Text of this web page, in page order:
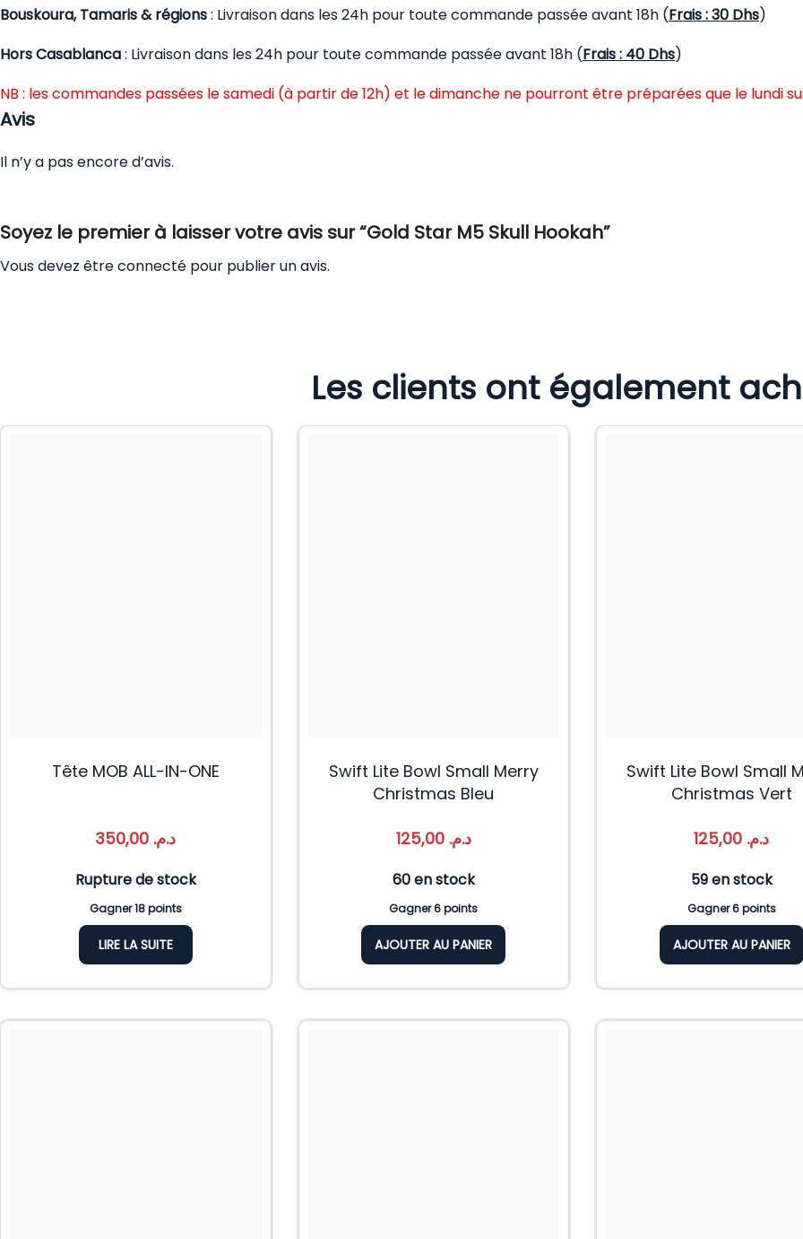
Bouskoura, Tamaris & régions: Livraison dans les 24h pour toute commande passée avant 18h (Frais : 30 Dhs)
Hors Casablanca: Livraison dans les 24h pour toute commande passée avant 18h (Frais : 40 Dhs)
NB : les commandes passées le samedi (à partir de 12h) et le dimanche ne pourront être préparées que le lundi
Avis
Il n’y a pas encore d’avis.
Soyez le premier à laisser votre avis sur “Gold Star M5 Skull Hookah”
Vous devez êtreconnecté pour publier un avis.
Les clients ont également
Tête MOB ALL-IN-ONE
د.م.
Rupture de stock
Gagner 18 points
LIRE LA SUITE
Swift Lite Bowl Small Merry
Christmas Bleu
د.م. 125,00
60 en stock
Gagner 6 points
AJOUTER AU PANIER
Swift Lite Bowl Small
Christmas Vert
د.م.
59 en stock
Gagner 6 points
AJOUTER AU PANIER